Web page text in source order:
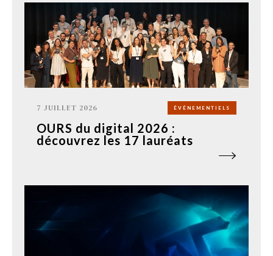
7 JUILLET 2026 ÉVÉNEMENTIELS
OURS du digital 2026 :
découvrez les 17 lauréats